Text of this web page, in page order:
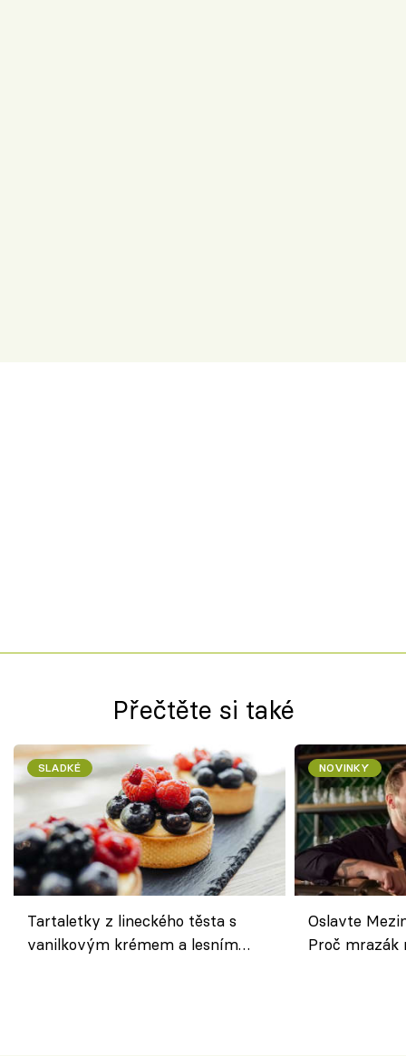
Přečtěte si také
SLADKÉ
Tartaletky z lineckého těsta s
vanilkovým krémem a lesním
NOVINKY
Oslavte
Proč